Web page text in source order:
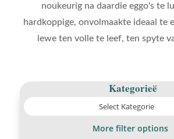
noukeurig na daardie eggo's te
hardkoppige, onvolmaakte ideaal te
lewe ten volle te leef, ten spyte
Kategorieë
More filter options